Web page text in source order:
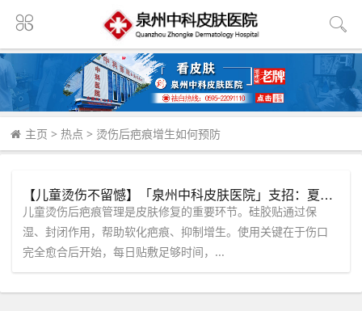
主页 > 热点 > 烫伤后疤痕增生如何预防
【儿童烫伤不留憾】「泉州中科皮肤医院」支招：夏季防疤有妙招，硅胶贴你用对了吗？
儿童烫伤后疤痕管理是皮肤修复的重要环节。硅胶贴通过保
湿、封闭作用，帮助软化疤痕、抑制增生。使用关键在于伤口
完全愈合后开始，每日贴敷足够时间，...